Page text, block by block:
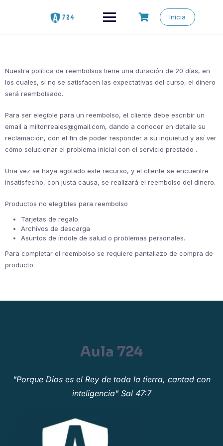
Inicia
Nuestra política de reembolsos tiene una duración de 20 días, en
los cuales, si no se satisfacen las expectativas del curso, el dinero
será reembolsado.
Para ser elegible para un reembolso, el cliente debe escribir un
email a miltonreales@gmail.com, dando a conocer en detalle su
reclamación, con el fin de poder responder a su inquietud y así ver
cómo solucionar el problema inicial con el servicio prestado .
Una vez se haya agotado este recurso, y el cliente se encuentre
insatisfecho, con justa causa, se realizará el reembolso del dinero.
Productos no elegibles para reembolso
Tarjetas de regalo
Archivos de descarga
Asuntos de índole de salud o problemas personales.
Para completar el reembolso se requiere pantallazo de compra de
producto.
Aula 724
"Porque Dios es el Rey de toda la tierra, cantad con
inteligencia" Sal 47:7